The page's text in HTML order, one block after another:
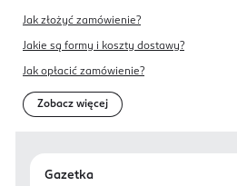
Jak złożyć zamówienie?
Jakie są formy i koszty dostawy?
Jak opłacić zamówienie?
Zobacz więcej
Gazetka